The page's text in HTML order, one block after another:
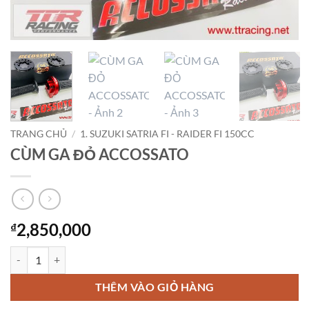
TRANG CHỦ / 1. SUZUKI SATRIA FI - RAIDER FI 150CC
CÙM GA ĐỎ ACCOSSATO
₫2,850,000
THÊM VÀO GIỎ HÀNG